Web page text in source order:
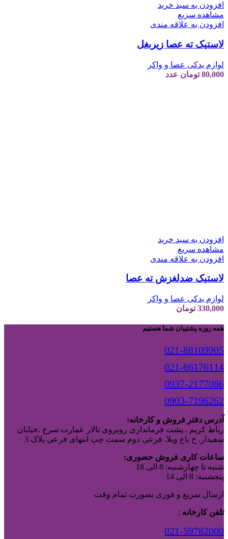
افزودن به سبد خرید
مشاهده سریع
افزودن به علاقه مندی
لاستیک ته عصا زیربغل
لوازم یدکی عصا و واکر
80,000 تومان عدد
افزودن به سبد خرید
مشاهده سریع
افزودن به علاقه مندی
لاستیک ضدلغزش ته عصا
لوازم یدکی عصا و واکر
330,000 تومان
همه روزه پشتیبان شما هستیم
021-88109905
021-66176114
0937-2177086
0903-7196262
آدرس دفتر فروش و کارخانه:
رباط کریم . پشت فرمانداری روبروی تالار عمارت سرخ .خیابان
سفیدار. خ باغ ویلا. فرعی دوم سمت چپ انتهای فرعی پلاک 3
ساعات کاری فروش حضوری:
شنبه تا چهارشنبه: 8 الی 18
پنجشنبه: 8 الی 14
ارسال سریع و فوری بصورت تمام وقت
تلفن کارخانه :
021-59782000